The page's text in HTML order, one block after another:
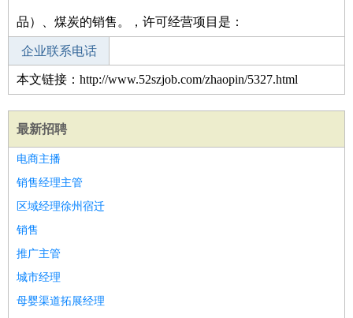
品）、煤炭的销售。，许可经营项目是：
企业联系电话
本文链接：http://www.52szjob.com/zhaopin/5327.html
最新招聘
电商主播
销售经理主管
区域经理徐州宿迁
销售
推广主管
城市经理
母婴渠道拓展经理